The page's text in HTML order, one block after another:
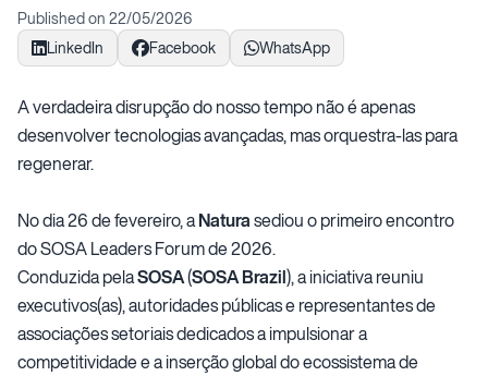
Published on 22/05/2026
LinkedIn
Facebook WhatsApp
A verdadeira disrupção do nosso tempo não é apenas
desenvolver tecnologias avançadas, mas orquestra-las para
regenerar.
No dia 26 de fevereiro, aNaturasediou o primeiro encontro
do SOSA Leaders Forum de 2026.
Conduzida pelaSOSA(SOSA Brazil), a iniciativa reuniu
executivos(as), autoridades públicas e representantes de
associações setoriais dedicados a impulsionar a
competitividade e a inserção global do ecossistema de